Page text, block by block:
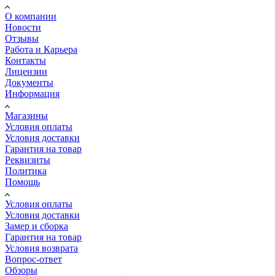
О компании
Новости
Отзывы
Работа и Карьера
Контакты
Лицензии
Документы
Информация
Магазины
Условия оплаты
Условия доставки
Гарантия на товар
Реквизиты
Политика
Помощь
Условия оплаты
Условия доставки
Замер и сборка
Гарантия на товар
Условия возврата
Вопрос-ответ
Обзоры